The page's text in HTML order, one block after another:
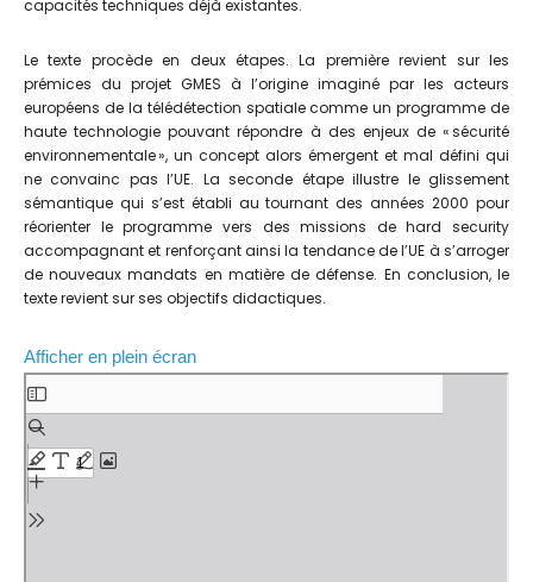
capacités techniques déjà existantes.
Le texte procède en deux étapes. La première revient sur les
prémices du projet GMES à l’origine imaginé par les acteurs
européens de la télédétection spatiale comme un programme de
haute technologie pouvant répondre à des enjeux de « sécurité
environnementale », un concept alors émergent et mal défini qui
ne convainc pas l’UE. La seconde étape illustre le glissement
sémantique qui s’est établi au tournant des années 2000 pour
réorienter le programme vers des missions de hard security
accompagnant et renforçant ainsi la tendance de l’UE à s’arroger
de nouveaux mandats en matière de défense. En conclusion, le
texte revient sur ses objectifs didactiques.
Afficher en plein écran
A
e
r